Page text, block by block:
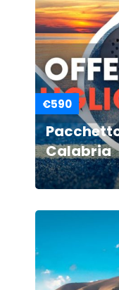
€590
Calabria